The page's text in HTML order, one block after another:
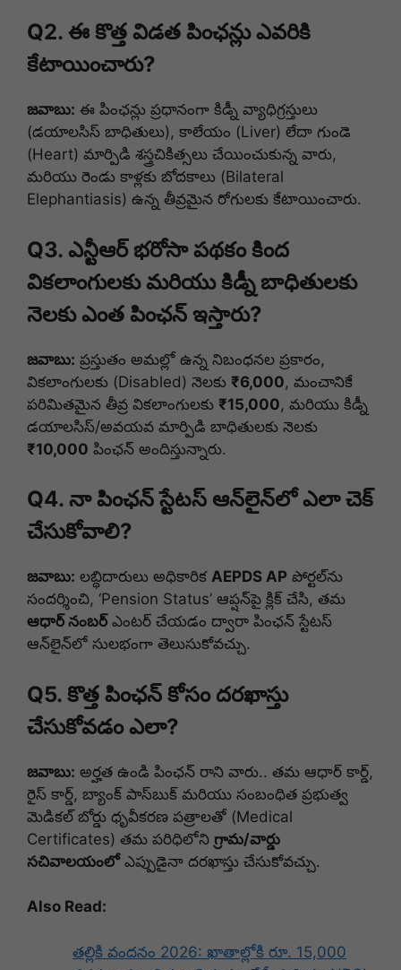
Q2. ఈ కొత్త విడత పింఛన్లు ఎవరికి
కేటాయించారు?
జవాబు: ఈ పింఛన్లు ప్రధానంగా కిడ్నీ వ్యాధిగ్రస్తులు
(డయాలసిస్ బాధితులు), కాలేయం (Liver) లేదా గుండె
(Heart) మార్పిడి శస్త్రచికిత్సలు చేయించుకున్న వారు,
మరియు రెండు కాళ్లకు బోదకాలు (Bilateral
Elephantiasis) ఉన్న తీవ్రమైన రోగులకు కేటాయించారు.
Q3. ఎన్టీఆర్ భరోసా పథకం కింద
వికలాంగులకు మరియు కిడ్నీ బాధితులకు
నెలకు ఎంత పింఛన్ ఇస్తారు?
జవాబు: ప్రస్తుతం అమల్లో ఉన్న నిబంధనల ప్రకారం,
వికలాంగులకు (Disabled) నెలకు ₹6,000, మంచానికే
పరిమితమైన తీవ్ర వికలాంగులకు ₹15,000, మరియు కిడ్నీ
డయాలసిస్/అవయవ మార్పిడి బాధితులకు నెలకు
₹10,000 పింఛన్ అందిస్తున్నారు.
Q4. నా పింఛన్ స్టేటస్ ఆన్‌లైన్‌లో ఎలా చెక్
చేసుకోవాలి?
జవాబు: లబ్ధిదారులు అధికారిక AEPDS AP పోర్టల్‌ను
సందర్శించి, ‘Pension Status’ ఆప్షన్‌పై క్లిక్ చేసి, తమ
ఆధార్ నంబర్ ఎంటర్ చేయడం ద్వారా పింఛన్ స్టేటస్
ఆన్‌లైన్‌లో సులభంగా తెలుసుకోవచ్చు.
Q5. కొత్త పింఛన్ కోసం దరఖాస్తు
చేసుకోవడం ఎలా?
జవాబు: అర్హత ఉండి పింఛన్ రాని వారు.. తమ ఆధార్ కార్డ్,
రైస్ కార్డ్, బ్యాంక్ పాస్‌బుక్ మరియు సంబంధిత ప్రభుత్వ
మెడికల్ బోర్డు ధృవీకరణ పత్రాలతో (Medical
Certificates) తమ పరిధిలోని గ్రామ/వార్డు
సచివాలయంలోఎప్పుడైనా దరఖాస్తు చేసుకోవచ్చు.
Also Read:
తల్లికి వందనం 2026: ఖాతాల్లోకి రూ. 15,000